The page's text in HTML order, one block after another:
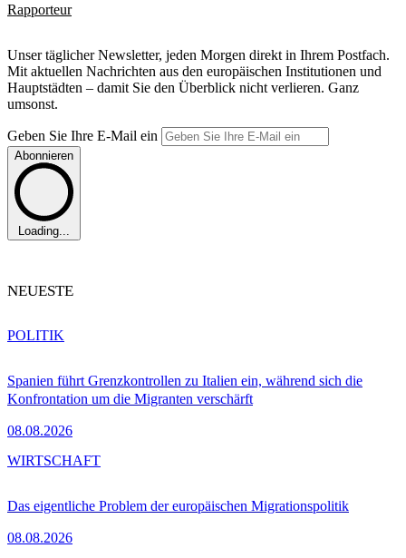
Rapporteur
Unser täglicher Newsletter, jeden Morgen direkt in Ihrem Postfach.
Mit aktuellen Nachrichten aus den europäischen Institutionen und
Hauptstädten – damit Sie den Überblick nicht verlieren. Ganz
umsonst.
Geben Sie Ihre E-Mail ein
Abonnieren
Loading...
NEUESTE
Spanien führt Grenzkontrollen zu Italien ein, während sich die
Konfrontation um die Migranten verschärft
08.08.2026
POLITIK
Das eigentliche Problem der europäischen Migrationspolitik
08.08.2026
WIRTSCHAFT